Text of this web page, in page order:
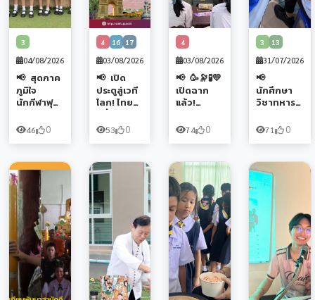
3
04/08/2026
สุดภาค
ภูมิใจ
นักกีฬาฟุต
ซอล สาธิต
มพ. คว้า
รางวัล
ระดับ
จังหวัด ใน
การแข่งขัน
กีฬาฟุต
ซอลชิงชนะ
เลิศจังหวัด
พะเยา
ประจำปี
2569
46 0
4 16 17
03/08/2026
เปิด
ประตูสู่เวที
โลก! ไทย–
ฝรั่งเศส
รองฯ
กิจการ
นักเรียน
ร่วมผนึก
กำลังยก
ศึกษาและ
นวัตกรรม
สู่การวิจัย
พืชอวกาศ
และ
ชีววิทยา
ดาราศาสต
ร์
53 0
4
03/08/2026
🥳🔭🧪💛
เปิดฉาก
แล้ว!
แนะแนว
สัญจร
โครงการ
วมว.-มพ.
รอบ
ปฐมฤกษ์
ลงพื้นที่
จังหวัด
พิษณุโลก
ชวน
เยาวชน
สายวิทย์
ก้าวสู่
อนาคตที่
เหนือกว่า
74 0
3 13
31/07/2026
นักศึกษา
วิชาทหาร
จิตอาสา
โรงเรียนสา
ธิต มพ.
ร่วมบริจาค
โลหิต “เติม
โลหิตเพื่อ
ชาติ 10
ล้าน ซีซี”
ถวายเป็น
พระราช
กุศล
71 0